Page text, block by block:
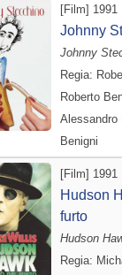
[Film] 1991
Johnny
Johnny
Regia:
Roberto
Alessandro
Benigni
[Film] 1991
Hudson
furto
Hudson
Regia: